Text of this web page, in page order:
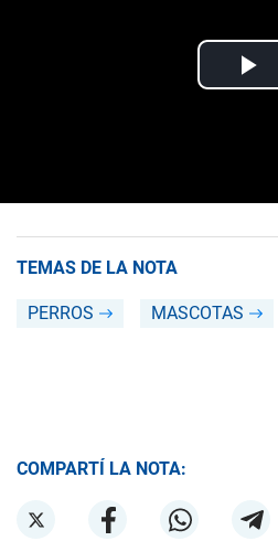
TEMAS DE LA NOTA
PERROS MASCOTAS
COMPARTÍ LA NOTA: